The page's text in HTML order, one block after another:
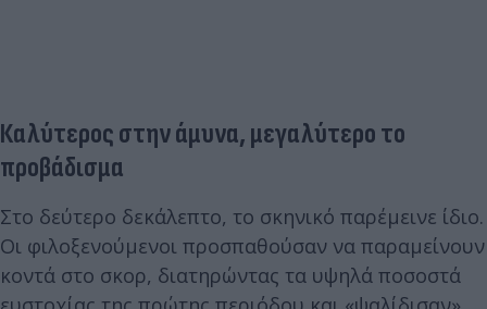
Καλύτερος στην άμυνα, μεγαλύτερο το
προβάδισμα
Στο δεύτερο δεκάλεπτο, το σκηνικό παρέμεινε ίδιο.
Οι φιλοξενούμενοι προσπαθούσαν να παραμείνουν
κοντά στο σκορ, διατηρώντας τα υψηλά ποσοστά